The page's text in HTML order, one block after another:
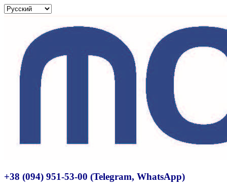
+38 (094) 951-53-00 (Telegram, WhatsApp)